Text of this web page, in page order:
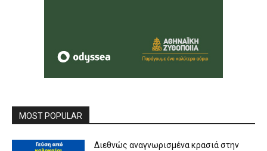
MOST POPULAR
Διεθνώς αναγνωρισμένα κρασιά στην